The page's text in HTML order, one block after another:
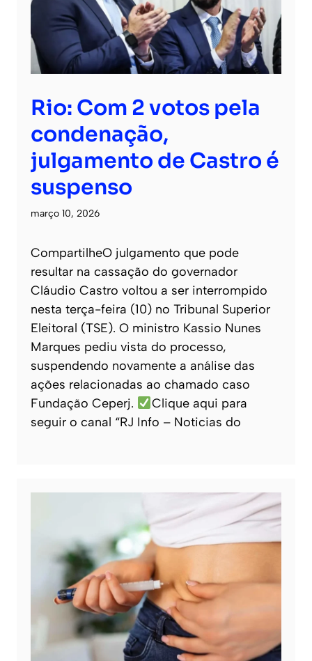
Rio: Com 2 votos pela
condenação,
julgamento de Castro é
suspenso
março 10, 2026
CompartilheO julgamento que pode
resultar na cassação do governador
Cláudio Castro voltou a ser interrompido
nesta terça-feira (10) no Tribunal Superior
Eleitoral (TSE). O ministro Kassio Nunes
Marques pediu vista do processo,
suspendendo novamente a análise das
ações relacionadas ao chamado caso
Fundação Ceperj.
Clique aqui para
seguir o canal “RJ Info – Noticias do